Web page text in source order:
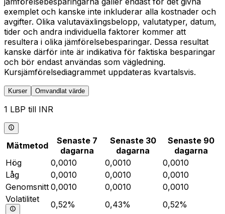
exemplet och kanske inte inkluderar alla kostnader och
avgifter. Olika valutaväxlingsbelopp, valutatyper, datum,
tider och andra individuella faktorer kommer att
resultera i olika jämförelsebesparingar. Dessa resultat
kanske därför inte är indikativa för faktiska besparingar
och bör endast användas som vägledning.
Kursjämförelsediagrammet uppdateras kvartalsvis.
Kurser Omvandlat värde
1 LBP till INR
Mätmetod
Senaste 7
dagarna
Senaste 30
dagarna
Senaste 90
dagarna
Hög
0,0010 0,0010
0,0010
Låg
0,0010 0,0010
0,0010
Genomsnitt 0,0010 0,0010
0,0010
Volatilitet
0,52% 0,43% 0,52%